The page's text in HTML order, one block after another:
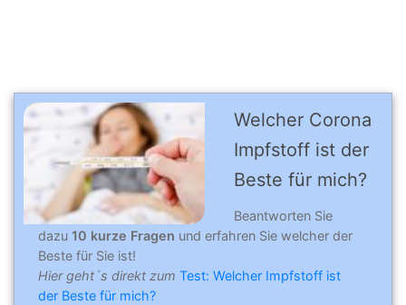
Welcher Corona
Impfstoff ist der
Beste für mich?
Beantworten Sie
dazu 10 kurze Fragen und erfahren Sie welcher der
Beste für Sie ist!
Hier geht´s direkt zum Test: Welcher Impfstoff ist
der Beste für mich?